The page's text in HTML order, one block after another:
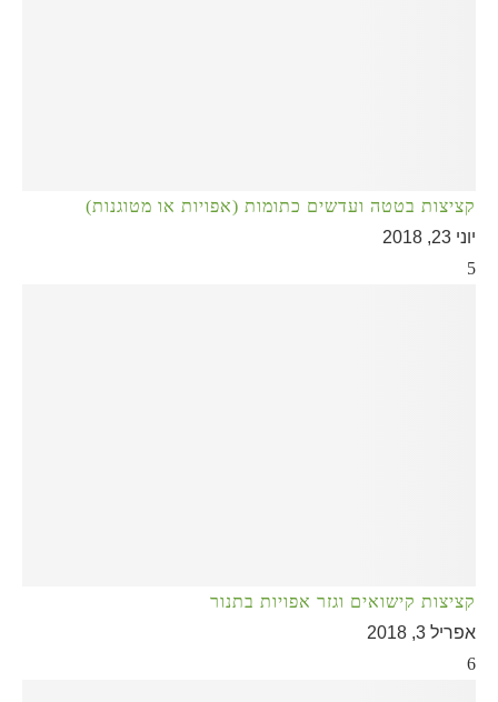
קציצות בטטה ועדשים כתומות (אפויות או מטוגנות)
יוני 23, 2018
5
קציצות קישואים וגזר אפויות בתנור
אפריל 3, 2018
6